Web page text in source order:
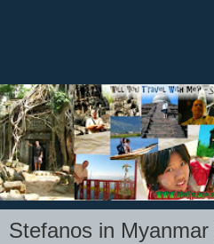
Stefanos in